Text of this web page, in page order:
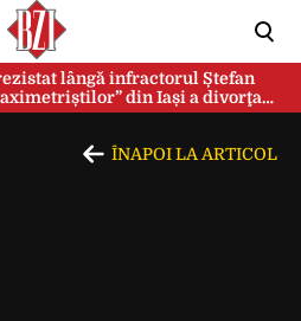
lângă infractorul Ștefan
din Iași a divorţat
ÎNAPOI LA ARTICOL